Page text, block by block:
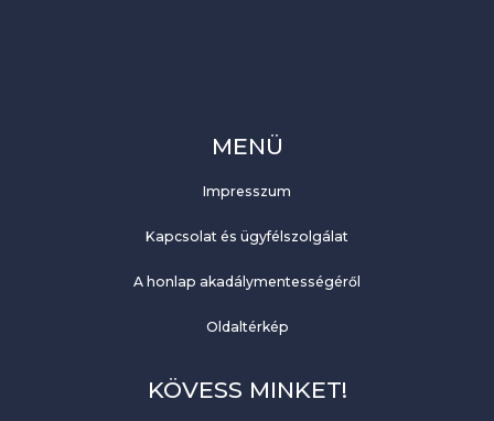
MENÜ
Impresszum
Kapcsolat és ügyfélszolgálat
A honlap akadálymentességéről
Oldaltérkép
KÖVESS MINKET!